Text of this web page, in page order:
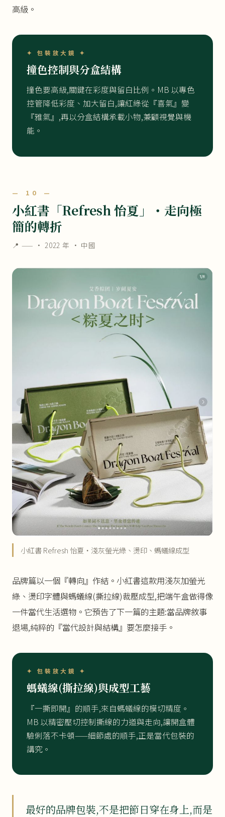
高級。
✦ 包裝放大鏡 ✦
撞色控制與分盒結構
撞色要高級,關鍵在彩度與留白比例。MB 以專色
控管降低彩度、加大留白,讓紅綠從『喜氣』變
『雅氣』,再以分盒結構承載小物,兼顧視覺與機
能。
— 10 —
小紅書「Refresh 怡夏」・走向極
簡的轉折
📍 —— · 2022 年 · 中國
小紅書 Refresh 怡夏・淺灰螢光綠、燙印、螞蟻線成型
品牌篇以一個『轉向』作結。小紅書這款用淺灰加螢光
綠、燙印字體與螞蟻線(撕拉線)裁壓成型,把端午盒做得像
一件當代生活選物。它預告了下一篇的主題:當品牌敘事
退場,純粹的『當代設計與結構』要怎麼接手。
✦ 包裝放大鏡 ✦
螞蟻線(撕拉線)與成型工藝
『一撕即開』的順手,來自螞蟻線的模切精度。
MB 以精密壓切控制撕線的力道與走向,讓開盒體
驗俐落不卡頓——細節處的順手,正是當代包裝的
講究。
最好的品牌包裝,不是把節日穿在身上,而是